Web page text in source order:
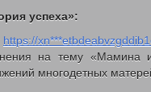
успеха»:
https://
на тему «Мамина
многодетных